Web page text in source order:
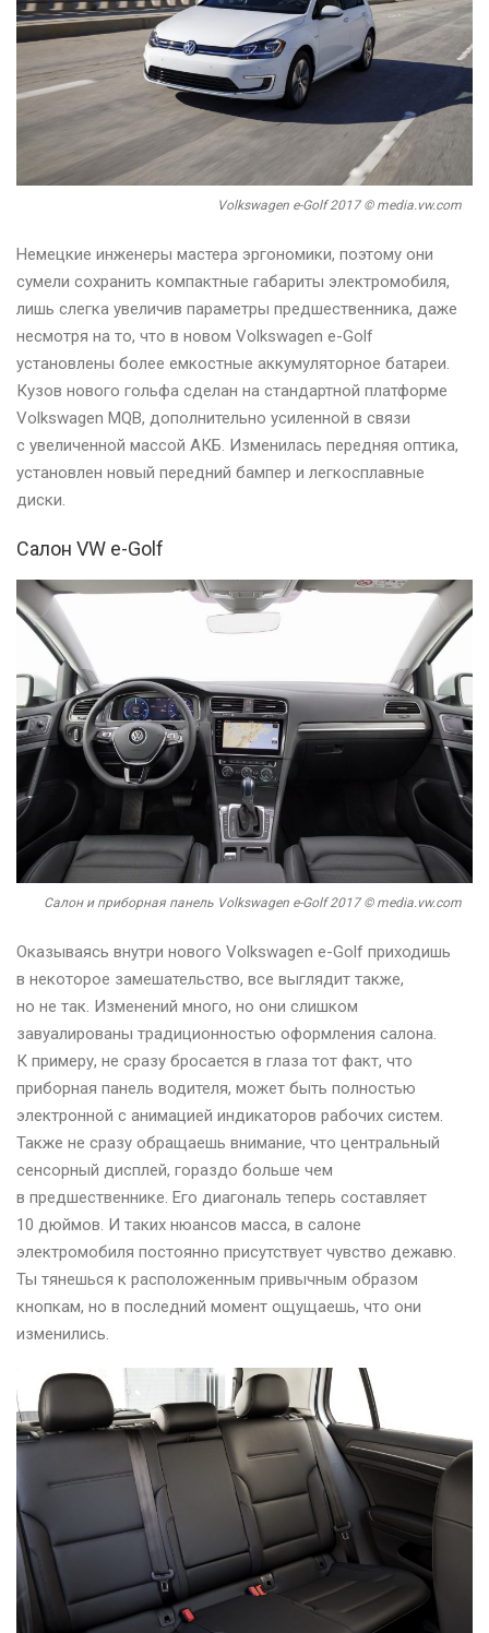
Volkswagen e-Golf 2017 © media.vw.com
Немецкие инженеры мастера эргономики, поэтому они
сумели сохранить компактные габариты электромобиля,
лишь слегка увеличив параметры предшественника, даже
несмотря на то, что в новом Volkswagen e-Golf
установлены более емкостные аккумуляторное батареи.
Кузов нового гольфа сделан на стандартной платформе
Volkswagen MQB, дополнительно усиленной в связи
с увеличенной массой АКБ. Изменилась передняя оптика,
установлен новый передний бампер и легкосплавные
диски.
Салон VW e-Golf
Салон и приборная панель Volkswagen e-Golf 2017 © media.vw.com
Оказываясь внутри нового Volkswagen e-Golf приходишь
в некоторое замешательство, все выглядит также,
но не так. Изменений много, но они слишком
завуалированы традиционностью оформления салона.
К примеру, не сразу бросается в глаза тот факт, что
приборная панель водителя, может быть полностью
электронной с анимацией индикаторов рабочих систем.
Также не сразу обращаешь внимание, что центральный
сенсорный дисплей, гораздо больше чем
в предшественнике. Его диагональ теперь составляет
10 дюймов. И таких нюансов масса, в салоне
электромобиля постоянно присутствует чувство дежавю.
Ты тянешься к расположенным привычным образом
кнопкам, но в последний момент ощущаешь, что они
изменились.